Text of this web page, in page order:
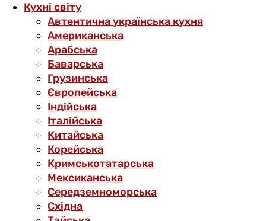
Кухні світу
Автентична українська кухня
Американська
Арабська
Баварська
Грузинська
Європейська
Індійська
Італійська
Китайська
Корейська
Кримськотатарська
Мексиканська
Середземноморська
Східна